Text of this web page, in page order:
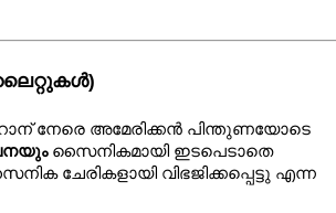
നേരെ അമേരിക്കൻ പിന്തുണയോടെ
സൈനികമായി ഇടപെടാതെ
ചേരികളായി വിഭജിക്കപ്പെട്ടു എന്ന